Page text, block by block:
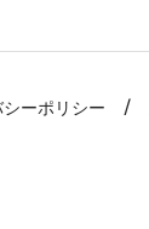
ーポリシー